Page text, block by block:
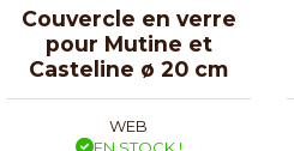
Couvercle en verre
pour Mutine et
Casteline ø 20 cm
WEB
EN STOCK !